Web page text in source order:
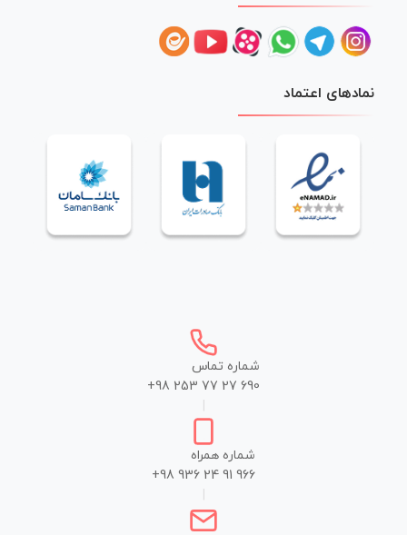
نمادهای اعتماد
شماره تماس
+98 253 77 27 690
شماره همراه
+98 936 24 91 966